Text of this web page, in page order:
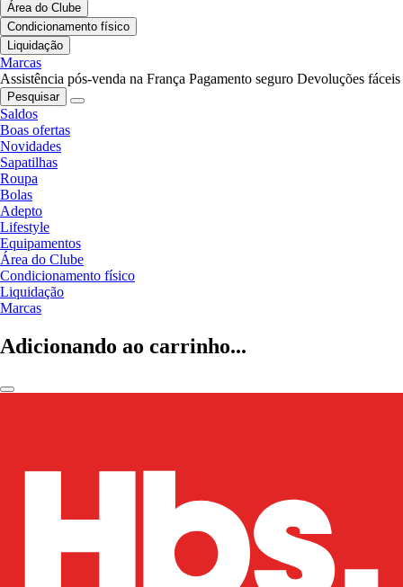
Área do Clube
Condicionamento físico
Liquidação
Marcas
Assistência pós-venda na França Pagamento seguro Devoluções fáceis
Pesquisar
Saldos
Boas ofertas
Novidades
Sapatilhas
Roupa
Bolas
Adepto
Lifestyle
Equipamentos
Área do Clube
Condicionamento físico
Liquidação
Marcas
Adicionando ao carrinho...